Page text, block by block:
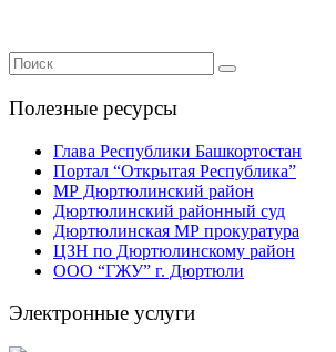
Полезные ресурсы
Глава Республики Башкортостан
Портал “Открытая Республика”
МР Дюртюлинский район
Дюртюлинский районный суд
Дюртюлинская МР прокуратура
ЦЗН по Дюртюлинскому район
ООО “ГЖУ” г. Дюртюли
Электронные услуги